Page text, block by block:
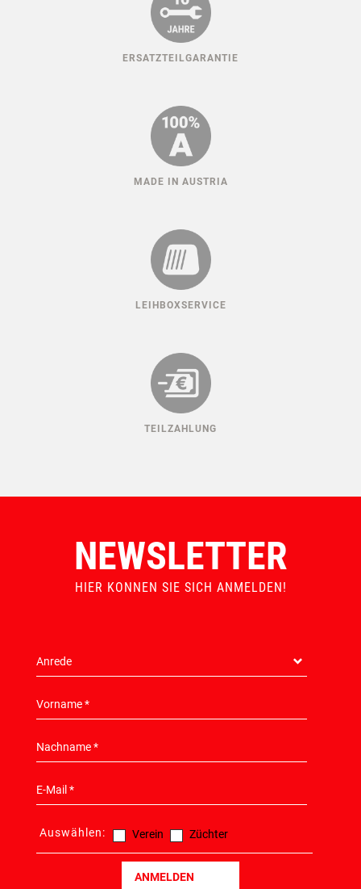
ERSATZTEILGARANTIE
MADE IN AUSTRIA
LEIHBOXSERVICE
TEILZAHLUNG
NEWSLETTER
HIER KONNEN SIE SICH ANMELDEN!
Auswählen: Verein Züchter
ANMELDEN